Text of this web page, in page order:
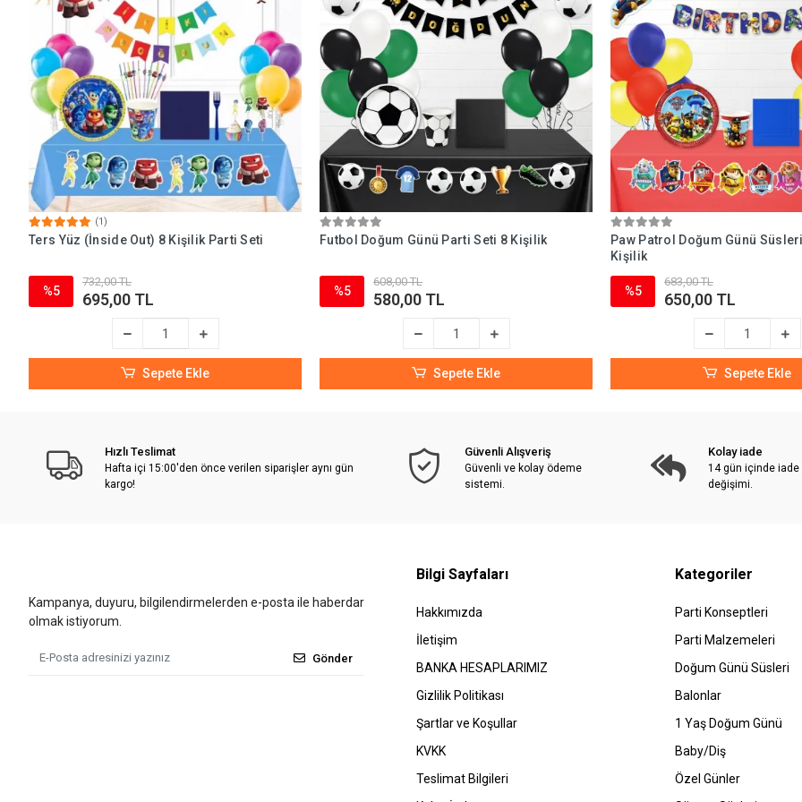
(1)
Ters Yüz (İnside Out) 8 Kişilik Parti Seti
%5
732,00 TL
695,00 TL
Sepete Ekle
Futbol Doğum Günü Parti Seti 8 Kişilik
%5
608,00 TL
580,00 TL
Sepete Ekle
Paw Patrol Doğum Günü
Kişilik
%5
683,00 TL
650,00 TL
Sepete Ekle
Hızlı Teslimat
Hafta içi 15:00'den önce verilen siparişler aynı gün
kargo!
Güvenli Alışveriş
Güvenli ve kolay ödeme
sistemi.
Kolay iade
14 gün içinde iade
değişimi.
Kampanya, duyuru, bilgilendirmelerden e-posta ile haberdar
olmak istiyorum.
Gönder
Bilgi Sayfaları
Hakkımızda
İletişim
BANKA HESAPLARIMIZ
Gizlilik Politikası
Şartlar ve Koşullar
KVKK
Teslimat Bilgileri
Kategoriler
Parti Konseptleri
Parti Malzemeleri
Doğum Günü Süsleri
Balonlar
1 Yaş Doğum Günü
Baby/Diş
Özel Günler